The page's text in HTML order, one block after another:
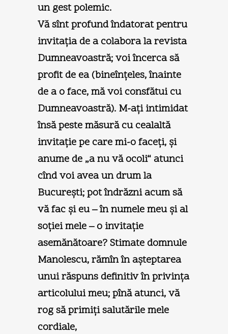
un gest polemic.
Vă sînt profund îndatorat pentru
invitaţia de a colabora la revista
Dumneavoastră; voi încerca să
profit de ea (bineînţeles, înainte
de a o face, mă voi consfătui cu
Dumneavoastră). M-aţi intimidat
însă peste măsură cu cealaltă
invitaţie pe care mi-o faceţi, şi
anume de „a nu vă ocoli“ atunci
cînd voi avea un drum la
Bucureşti; pot îndrăzni acum să
vă fac şi eu – în numele meu şi al
soţiei mele – o invitaţie
asemănătoare? Stimate domnule
Manolescu, rămîn în aşteptarea
unui răspuns definitiv în privinţa
articolului meu; pînă atunci, vă
rog să primiţi salutările mele
cordiale,